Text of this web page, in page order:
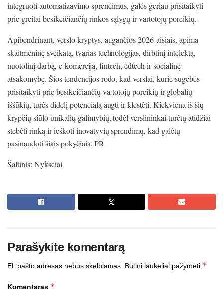
integruoti automatizavimo sprendimus, galės geriau prisitaikyti
prie greitai besikeičiančių rinkos sąlygų ir vartotojų poreikių.
Apibendrinant, verslo kryptys, augančios 2026-aisiais, apima
skaitmeninę sveikatą, tvarias technologijas, dirbtinį intelektą,
nuotolinį darbą, e-komerciją, fintech, edtech ir socialinę
atsakomybę. Šios tendencijos rodo, kad verslai, kurie sugebės
prisitaikyti prie besikeičiančių vartotojų poreikių ir globalių
iššūkių, turės didelį potencialą augti ir klestėti. Kiekviena iš šių
krypčių siūlo unikalių galimybių, todėl verslininkai turėtų atidžiai
stebėti rinką ir ieškoti inovatyvių sprendimų, kad galėtų
pasinaudoti šiais pokyčiais. PR
Šaltinis: Nyksciai
Parašykite komentarą
El. pašto adresas nebus skelbiamas. Būtini laukeliai pažymėti *
Komentaras *